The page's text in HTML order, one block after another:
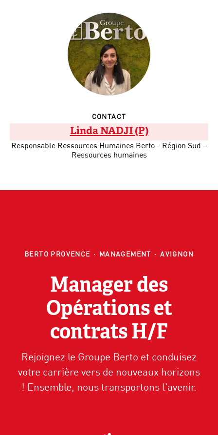
CONTACT
Linda NADJI (P)
Responsable Ressources Humaines Berto - Région Sud –
Ressources humaines
BERTO PROVENCE · MANAGEMENT · AVIGNON
Manager des
Opérations et
contrats H/F
Rejoignez le Groupe Berto et conduisez
votre carrière vers de nouveaux horizons
! Ensemble, nous transportons l'avenir.